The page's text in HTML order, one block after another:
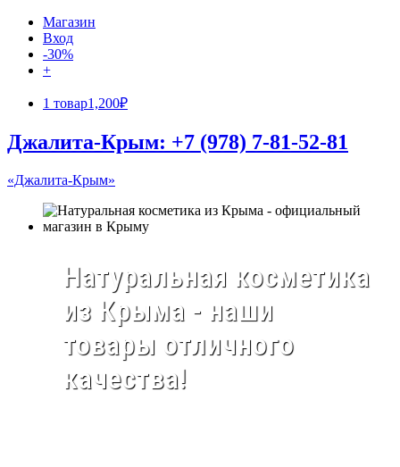
Магазин
Вход
-30%
+
1 товар1,200₽
Джалита-Крым: +7 (978) 7-81-52-81
«Джалита-Крым»
Натуральная косметика
из Крыма - наши
товары отличного
качества!